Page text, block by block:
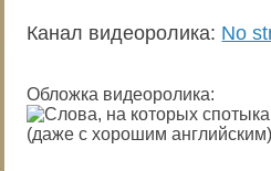
Канал видеоролика: No
Обложка видеоролика: